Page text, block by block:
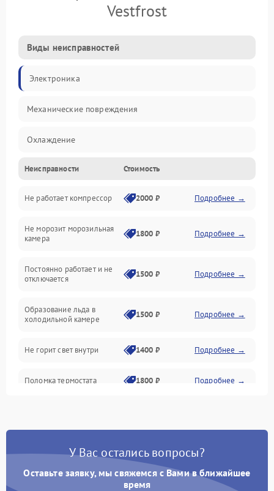
Vestfrost
Виды неисправностей
Электроника
Механические повреждения
Охлаждение
Механика
Электропитание
Дренаж
Неисправности Стоимость
Не работает компрессор 2000 ₽ Подробнее →
Не морозит морозильная
камера
1800 ₽ Подробнее →
Постоянно работает и не
отключается
1500 ₽ Подробнее →
Образование льда в
холодильной камере
1500 ₽ Подробнее →
Не горит свет внутри 1400 ₽ Подробнее →
Поломка термостата 1800 ₽ Подробнее →
Образование конденсата
1800 ₽ Подробнее →
У Вас остались вопросы?
Оставьте заявку, мы свяжемся с Вами в ближайшее
время